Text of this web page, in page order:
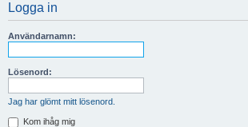
Logga in
Användarnamn:
Lösenord:
Jag har glömt mitt lösenord.
Kom ihåg mig